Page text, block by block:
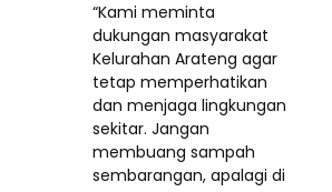
“Kami meminta
dukungan masyarakat
Kelurahan Arateng agar
tetap memperhatikan
dan menjaga lingkungan
sekitar. Jangan
membuang sampah
sembarangan, apalagi di